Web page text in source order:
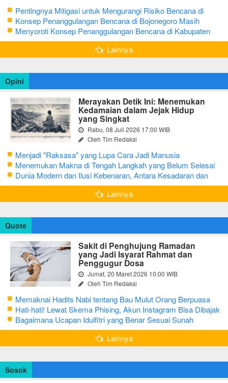
Pentingnya Mitigasi untuk Mengurangi Risiko Bencana di
Bojonegoro
Konsep Penanggulangan Bencana di Bojonegoro Masih
Mengutamakan Tanggap Darurat
Menyoroti Konsep Penanggulangan Bencana di Kabupaten
Bojonegoro
Lainnya
Opini
Merayakan Detik Ini: Menemukan
Kedamaian dalam Jejak Hidup
yang Singkat
Rabu, 08 Juli 2026 17:00 WIB
Oleh Tim Redaksi
Menjadi "Raksasa" yang Lupa Cara Jadi Manusia
Menemukan Makna di Tengah Langkah yang Belum Selesai
Dunia Modern dan Ilusi Kebenaran, Antara Kesadaran dan
terjebak Tipu Daya
Lainnya
Quote
Sakit di Penghujung Ramadan
yang Jadi Isyarat Rahmat dan
Penggugur Dosa
Jumat, 20 Maret 2026 10:00 WIB
Oleh Tim Redaksi
Memaknai Hadits Nabi tentang Bau Mulut Orang Berpuasa
Secara Bijak Agar Tidak Menggangu
Hati-hati! Lewat Skema Phising, Akun Instagram Bisa Dibajak
Kurang dari 3 Menit
Bagaimana Ucapan Idulfitri yang Benar Sesuai Sunah
Rasulullah
Lainnya
Sosok